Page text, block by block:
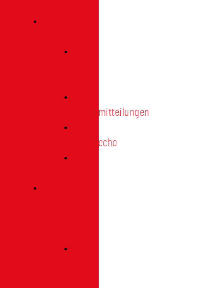
Pressemitteilungen
Presseecho